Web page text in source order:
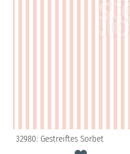
32980: Gestreiftes Sorbet